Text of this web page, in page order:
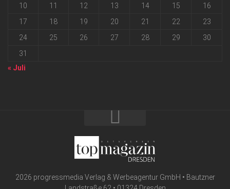
10
11 12 13 14 15
16
17
18 19 20 21 22
23
24
25 26 27 28 29
30
31
« Juli
2026 progressmedia Verlag & Werbeagentur GmbH • Bautzner